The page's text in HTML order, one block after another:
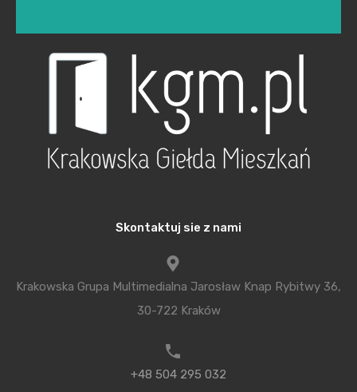
Dwa ostatnie mieszkania czają na nabywców w
inwestycji
usytuowanej w centrum
Dąbia, pomiędzy ulicami Lema, Mogilską i Aleją
Pokoju.
Uznany deweloper – Wawel Service –
mieszkań umożliwiające swobodną aranżację.
nadziemnymi miejscami postojowymi i garażami
podziemnymi. Na wyjątkowość lokalizacji składa się
nie tylko doskonała komunikacja i bliskość centrum,
ale także duża ilość terenów zielonych. Kilka minut
Skontaktuj sie z nami
Krakowska Grupa Multimedialna Jarosław Knap Rybitwy 36,
30-722 Kraków
+48 504 295 032